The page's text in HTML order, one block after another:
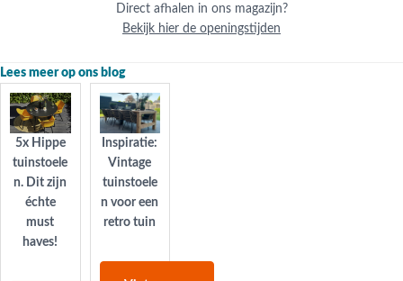
Direct afhalen in ons magazijn?
Bekijk hier de openingstijden
Lees meer op ons blog
5x Hippe
tuinstoele
n. Dit zijn
échte
must
haves!
Inspiratie:
Vintage
tuinstoele
n voor een
retro tuin